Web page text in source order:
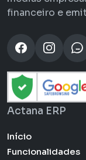
financeiro e
Actana ERP
Início
Funcionalidades